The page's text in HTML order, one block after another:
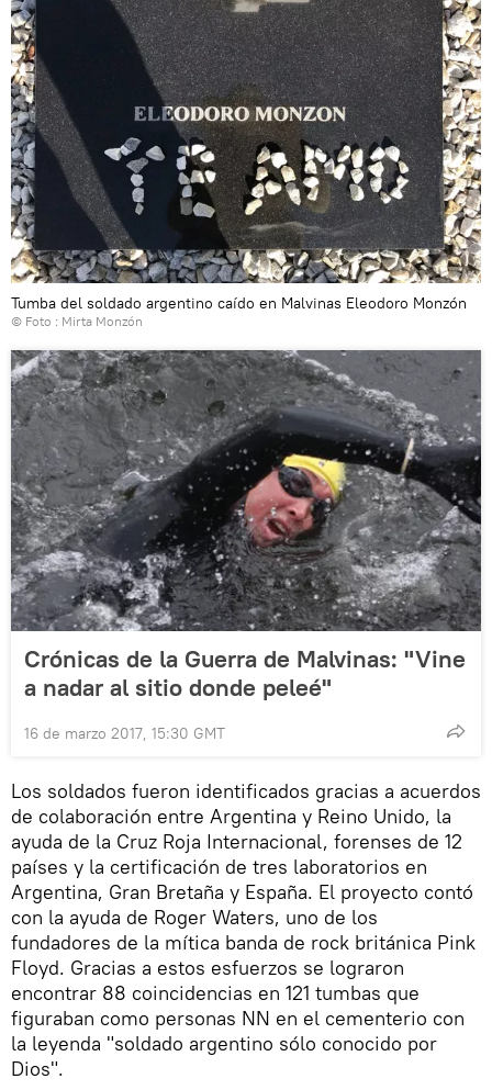
Tumba del soldado argentino caído en Malvinas Eleodoro Monzón
© Foto : Mirta Monzón
Crónicas de la Guerra de Malvinas: "Vine
a nadar al sitio donde peleé"
16 de marzo 2017, 15:30 GMT
Los soldados fueron identificados gracias a acuerdos
de colaboración entre Argentina y Reino Unido, la
ayuda de la Cruz Roja Internacional, forenses de 12
países y la certificación de tres laboratorios en
Argentina, Gran Bretaña y España. El proyecto contó
con la ayuda de Roger Waters, uno de los
fundadores de la mítica banda de rock británica Pink
Floyd. Gracias a estos esfuerzos se lograron
encontrar 88 coincidencias en 121 tumbas que
figuraban como personas NN en el cementerio con
la leyenda "soldado argentino sólo conocido por
Dios".